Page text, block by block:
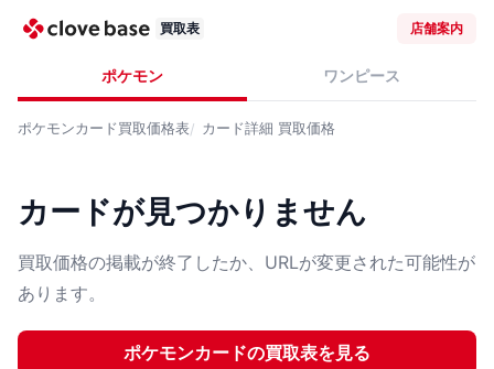
買取表 店舗案内
ポケモン ワンピース
ポケモンカード買取価格表 カード詳細 買取価格
カードが見つかりません
買取価格の掲載が終了したか、URLが変更された可能性が
あります。
ポケモンカードの買取表を見る